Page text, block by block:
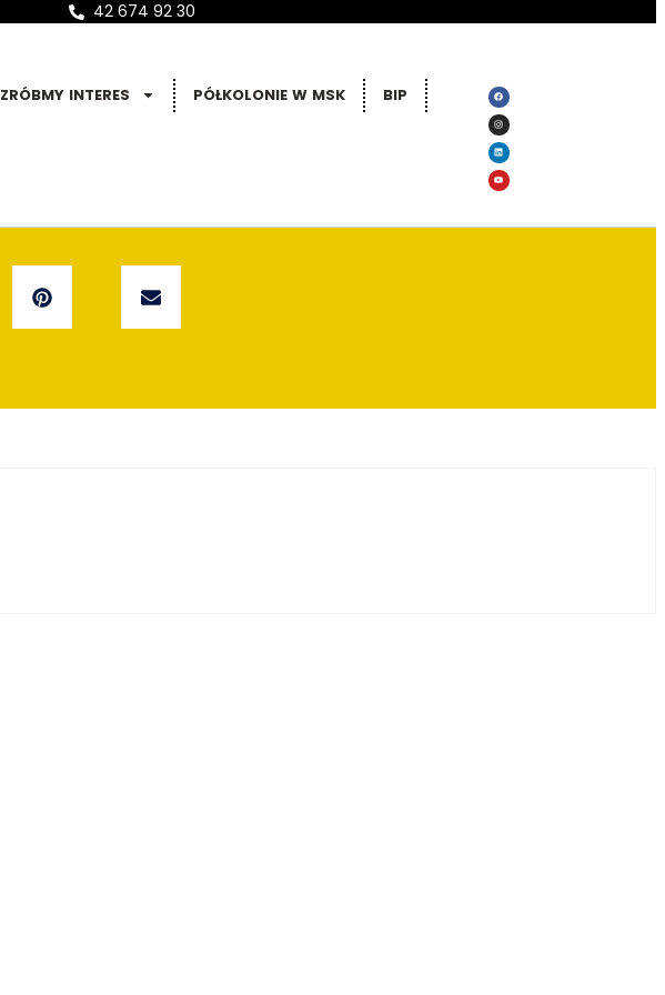
42 674 92 30
ZRÓBMY INTERES PÓŁKOLONIE W MSK BIP